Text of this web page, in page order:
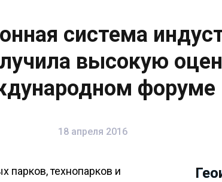
система
высокую
форуме
парков, технопарков и
18 апреля 2016